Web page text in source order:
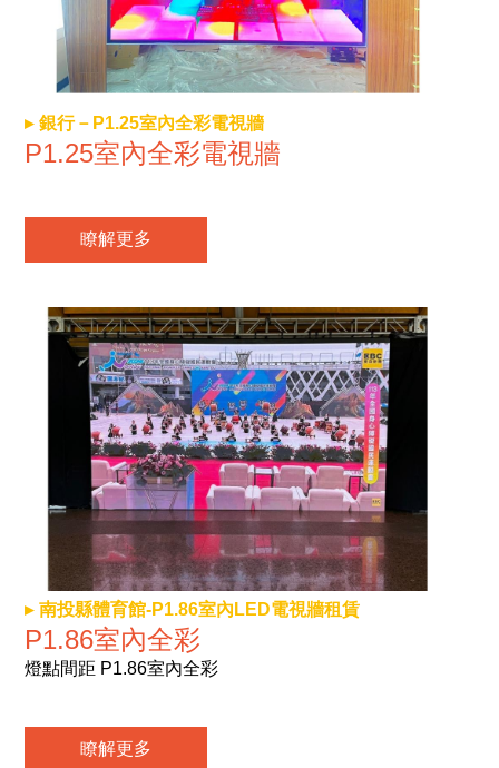
銀行－P1.25室內全彩電視牆
P1.25室內全彩電視牆
瞭解更多
南投縣體育館-P1.86室內LED電視牆租賃
P1.86室內全彩
燈點間距 P1.86室內全彩
瞭解更多